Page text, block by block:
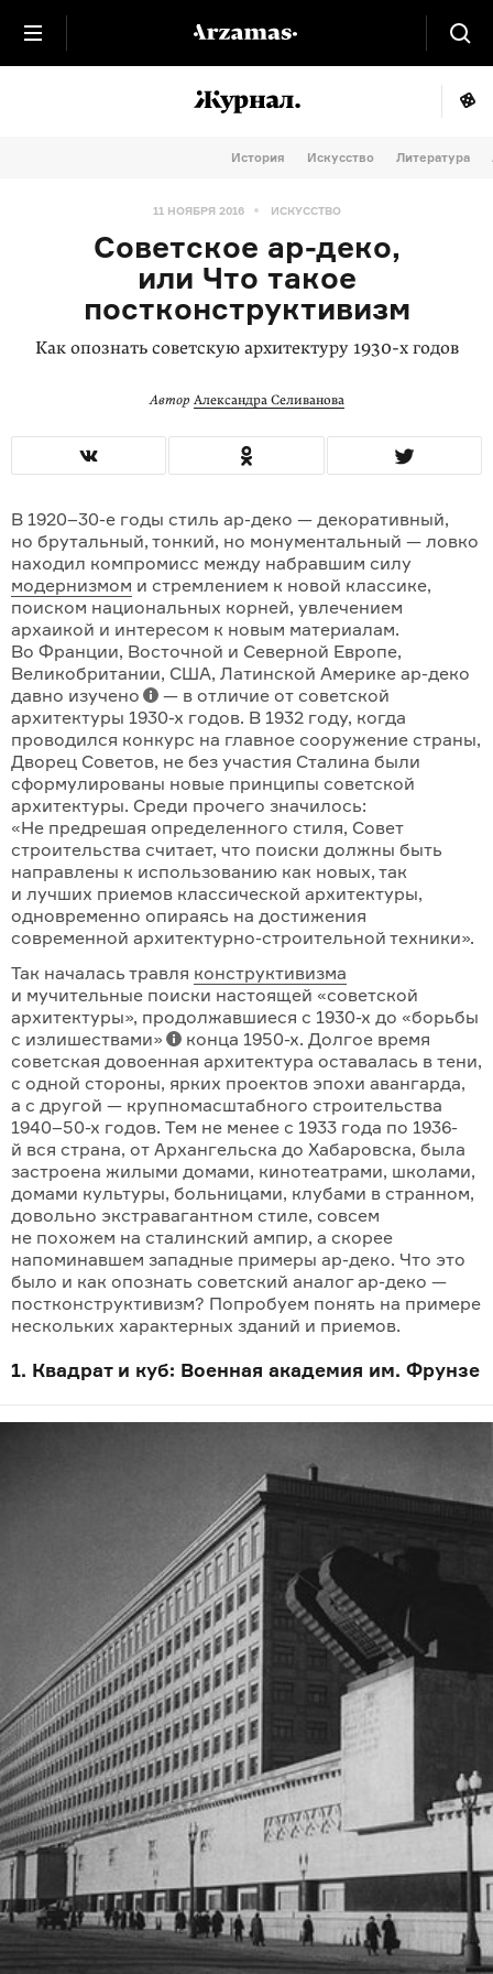
История Искусство Литература
11 НОЯБРЯ 2016 ИСКУССТВО
Советское ар-деко,
или Что такое
постконструктивизм
Как опознать советскую архитектуру 1930-х годов
Автор Александра Селиванова
В 1920–30-е годы стиль ар-деко — декоративный,
но брутальный, тонкий, но монументальный — ловко
находил компромисс между набравшим силу
модернизмом и стремлением к новой классике,
поиском национальных кор­ней, увлечением
архаикой и интересом к новым материалам.
Во Фран­ции, Восточной и Северной Европе,
Великобритании, США, Латинской Америке ар-деко
давно изучено
— в отличие от советской
архитектуры 1930-х го­дов. В 1932 году, когда
проводился конкурс на главное сооружение страны,
Дворец Советов, не без участия Сталина были
сформулированы новые прин­ципы советской
архитектуры. Среди прочего значилось:
«Не предрешая определенного стиля, Совет
строительства считает, что поиски должны быть
направлены к использованию как новых, так
и лучших приемов классиче­ской архитектуры,
одновременно опираясь на достижения
современной архитектурно-строительной техники».
Так началась травля конструкти­визма
и мучительные поиски настоящей «со­ветской
архитектуры», продол­жавшиеся с 1930-х до «борьбы
с излишества­ми»
конца 1950-х. Долгое вре­мя
советская довоенная архитектура остава­лась в тени,
с одной стороны, ярких проектов эпохи авангарда,
а с другой — крупномасштабного строи­тельства
1940–50-х годов. Тем не менее с 1933 го­да по 1936-
й вся страна, от Ар­хангельска до Хабаровска, была
застроена жилыми домами, кинотеатрами, школами,
домами культуры, больницами, клубами в странном,
довольно экстравагантном стиле, совсем
не похожем на сталинский ампир, а скорее
напоминавшем западные примеры ар-деко. Что это
было и как опознать советский аналог ар-деко —
постконструкти­визм? Попробуем понять на при­мере
нескольких характерных зданий и приемов.
1. Квадрат и куб: Военная академия им. Фрунзе